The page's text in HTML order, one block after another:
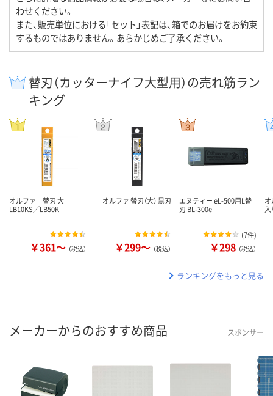
わせください。
また、販売単位における「セット」表記は、箱でのお届けをお約束
するものではありません。あらかじめご了承ください。
替刃（カッターナイフ大型用）の売れ筋ラン
キング
オルファ 替刃 大
LB10KS／LB50K
￥361～ （税込）
オルファ 替刃（大） 黒刃
￥299～ （税込）
エヌティー eL-500用L替
刃 BL-300e
(7件)
￥298 （税込）
ランキングをもっと見る
メーカーからのおすすめ商品 スポンサー